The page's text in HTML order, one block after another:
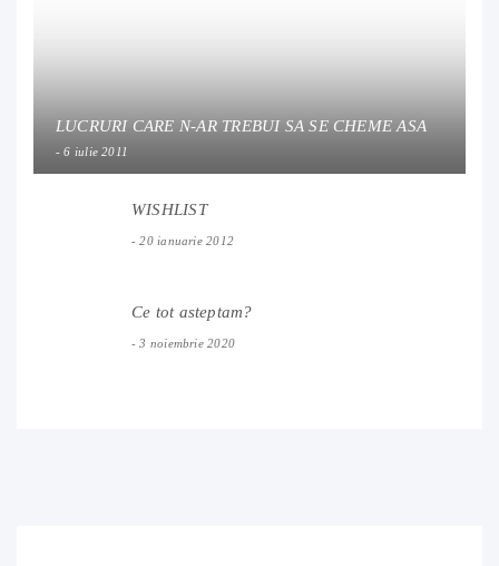
LUCRURI CARE N-AR TREBUI SA SE CHEME ASA
6 iulie 2011
WISHLIST
20 ianuarie 2012
Ce tot asteptam?
3 noiembrie 2020